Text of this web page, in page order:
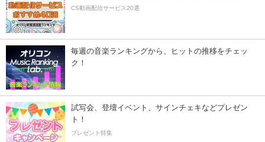
CS動画配信サービス20選
毎週の音楽ランキングから、ヒットの推移をチェッ
ク！
試写会、登壇イベント、サインチェキなどプレゼン
ト！
プレゼント特集